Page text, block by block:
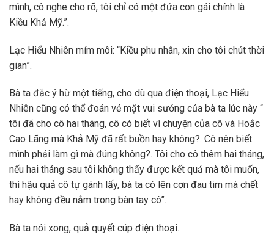
mình, cô nghe cho rõ, tôi chỉ có một đứa con gái chính là
Kiều Khả Mỹ.”.
Lạc Hiểu Nhiên mím môi: “Kiều phu nhân, xin cho tôi chút thời
gian”.
Bà ta đắc ý hừ một tiếng, cho dù qua điện thoại, Lạc Hiểu
Nhiên cũng có thể đoán vẻ mặt vui sướng của bà ta lúc này “
tôi đã cho cô hai tháng, cô có biết vì chuyện của cô và Hoắc
Cao Lãng mà Khả Mỹ đã rất buồn hay không?. Cô nên biết
mình phải làm gì mà đúng không?. Tôi cho cô thêm hai tháng,
nếu hai tháng sau tôi không thấy được kết quả mà tôi muốn,
thì hậu quả cô tự gánh lấy, bà ta có lên cơn đau tim mà chết
hay không đều nằm trong bàn tay cô”.
Bà ta nói xong, quả quyết cúp điện thoại.